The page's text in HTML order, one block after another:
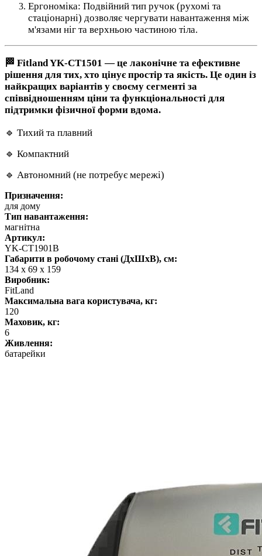
Ергономіка: Подвійний тип ручок (рухомі та
стаціонарні) дозволяє чергувати навантаження між
м'язами ніг та верхньою частиною тіла.
🏁 Fitland YK-CT1501 — це лаконічне та ефективне
рішення для тих, хто цінує простір та якість. Це один із
найкращих варіантів у своєму сегменті за
співвідношенням ціни та функціональності для
підтримки фізичної форми вдома.
🔹 Тихий та плавний
🔹 Компактний
🔹 Автономний (не потребує мережі)
Призначення:
для дому
Тип навантаження:
магнітна
Артикул:
YK-СТ1901В
Габарити в робочому стані (ДхШхВ), см:
134 х 69 х 159
Виробник:
FitLand
Максимальна вага користувача, кг:
120
Маховик, кг:
6
Живлення:
батарейки